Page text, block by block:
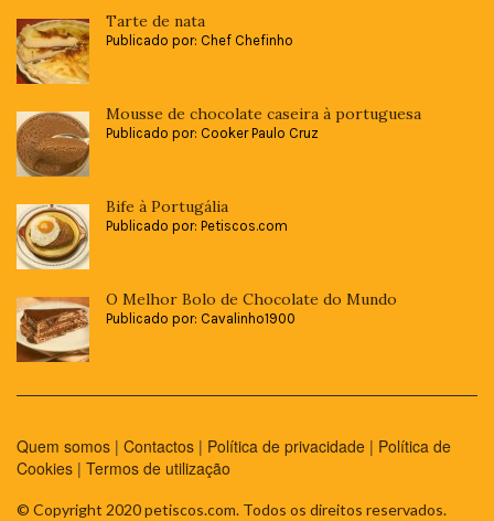
Tarte de nata
Publicado por: Chef Chefinho
Mousse de chocolate caseira à portuguesa
Publicado por: Cooker Paulo Cruz
Bife à Portugália
Publicado por: Petiscos.com
O Melhor Bolo de Chocolate do Mundo
Publicado por: Cavalinho1900
Quem somos | Contactos | Política de privacidade | Política de
Cookies | Termos de utilização
© Copyright 2020 petiscos.com. Todos os direitos reservados.